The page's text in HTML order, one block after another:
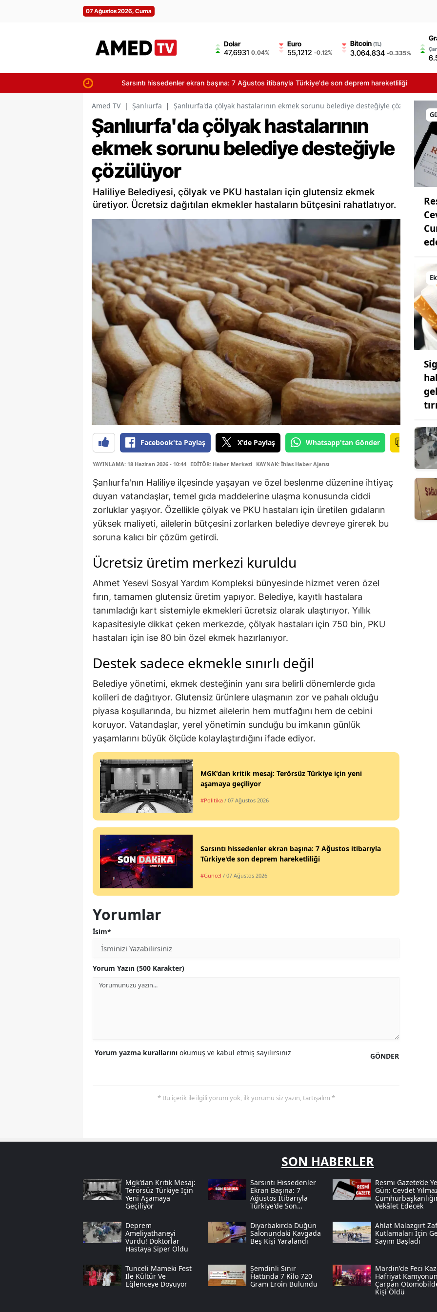
07 Ağustos 2026, Cuma
Dolar
47,6931 0.04%
Euro
55,1212 -0.12%
Bitcoin(TL)
3.064.834 -0.335%
Sarsıntı hissedenler ekran başına: 7 Ağustos itibarıyla Türkiye'de son deprem hareketliliği
Amed TV | Şanlıurfa | Şanlıurfa'da çölyak hastalarının ekmek sorunu belediye desteğiyle çözülüyor
Şanlıurfa'da çölyak hastalarının
ekmek sorunu belediye desteğiyle
çözülüyor
Haliliye Belediyesi, çölyak ve PKU hastaları için glutensiz ekmek
üretiyor. Ücretsiz dağıtılan ekmekler hastaların bütçesini rahatlatıyor.
Facebook'ta Paylaş X'de Paylaş Whatsapp'tan Gönder
YAYINLAMA: 18 Haziran 2026 - 10:44 EDİTÖR: Haber Merkezi KAYNAK: İhlas Haber Ajansı
Şanlıurfa'nın Haliliye ilçesinde yaşayan ve özel beslenme düzenine ihtiyaç
duyan vatandaşlar, temel gıda maddelerine ulaşma konusunda ciddi
zorluklar yaşıyor. Özellikle çölyak ve PKU hastaları için üretilen gıdaların
yüksek maliyeti, ailelerin bütçesini zorlarken belediye devreye girerek bu
soruna kalıcı bir çözüm getirdi.
Ücretsiz üretim merkezi kuruldu
Ahmet Yesevi Sosyal Yardım Kompleksi bünyesinde hizmet veren özel
fırın, tamamen glutensiz üretim yapıyor. Belediye, kayıtlı hastalara
tanımladığı kart sistemiyle ekmekleri ücretsiz olarak ulaştırıyor. Yıllık
kapasitesiyle dikkat çeken merkezde, çölyak hastaları için 750 bin, PKU
hastaları için ise 80 bin özel ekmek hazırlanıyor.
Destek sadece ekmekle sınırlı değil
Belediye yönetimi, ekmek desteğinin yanı sıra belirli dönemlerde gıda
kolileri de dağıtıyor. Glutensiz ürünlere ulaşmanın zor ve pahalı olduğu
piyasa koşullarında, bu hizmet ailelerin hem mutfağını hem de cebini
koruyor. Vatandaşlar, yerel yönetimin sunduğu bu imkanın günlük
yaşamlarını büyük ölçüde kolaylaştırdığını ifade ediyor.
MGK'dan kritik mesaj: Terörsüz Türkiye için yeni
aşamaya geçiliyor
#Politika / 07 Ağustos 2026
Sarsıntı hissedenler ekran başına: 7 Ağustos itibarıyla
Türkiye'de son deprem hareketliliği
#Güncel / 07 Ağustos 2026
Yorumlar
İsim*
Yorum Yazın (500 Karakter)
GÖNDER
Yorum yazma kurallarını okumuş ve kabul etmiş sayılırsınız
* Bu içerik ile ilgili yorum yok, ilk yorumu siz yazın, tartışalım *
SON HABERLER
Mgk'dan Kritik Mesaj:
Terörsüz Türkiye Için
Yeni Aşamaya
Geçiliyor
Sarsıntı Hissedenler
Ekran Başına: 7
Ağustos Itibarıyla
Türkiye'de Son
Resmi Gazete’de
Gün: Cevdet
Vekâlet Edecek
Deprem
Ameliyathaneyi
Vurdu! Doktorlar
Hastaya Siper Oldu
Diyarbakırda Düğün
Salonundaki Kavgada
Beş Kişi Yaralandı
Ahlat Malazgirt
Kutlamaları Için
Sayım Başladı
Tunceli Mameki Fest
Ile Kültür Ve
Eğlenceye Doyuyor
Şemdinli Sınır
Hattında 7 Kilo 720
Gram Eroin Bulundu
Mardin'de Feci
Hafriyat
Çarpan
Kişi Öldü